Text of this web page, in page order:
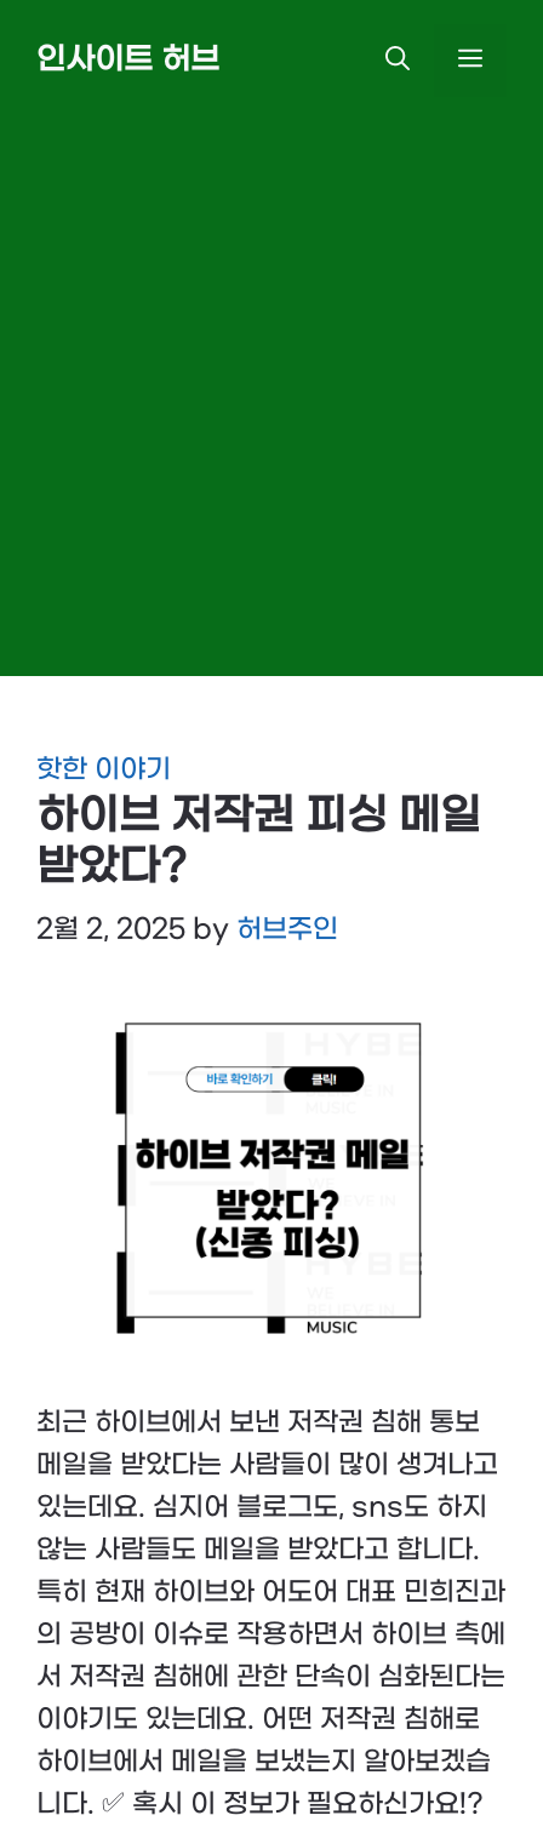
인사이트 허브
핫한 이야기
하이브 저작권 피싱 메일
받았다?
2월 2, 2025 by 허브주인
최근 하이브에서 보낸 저작권 침해 통보
메일을 받았다는 사람들이 많이 생겨나고
있는데요. 심지어 블로그도, sns도 하지
않는 사람들도 메일을 받았다고 합니다.
특히 현재 하이브와 어도어 대표 민희진과
의 공방이 이슈로 작용하면서 하이브 측에
서 저작권 침해에 관한 단속이 심화된다는
이야기도 있는데요. 어떤 저작권 침해로
하이브에서 메일을 보냈는지 알아보겠습
니다. ✅ 혹시 이 정보가 필요하신가요!?